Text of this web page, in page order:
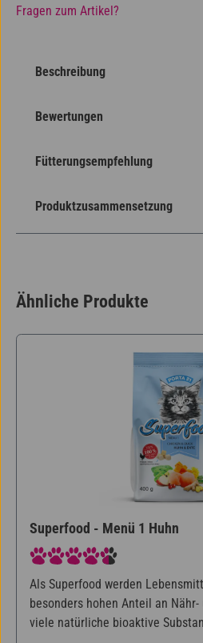
Fragen zum Artikel?
Beschreibung
Bewertungen
Fütterungsempfehlung
Produktzusammensetzung
Ähnliche Produkte
Superfood - Menü 1 Huhn
Durchschnittliche Bewertung von
Als Superfood werden
besonders hohen Anteil an
viele natürliche bioaktive